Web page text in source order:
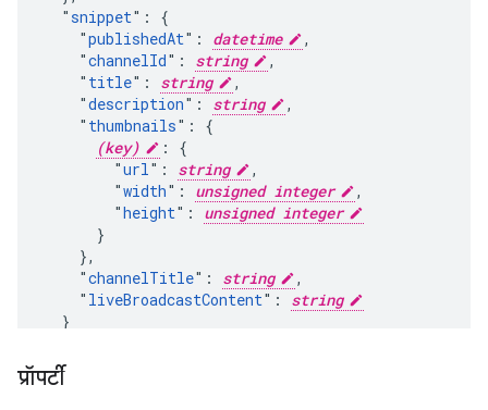
  "
snippet": {
    "
publishedAt": datetime
,
    "
channelId": string
,
    "
title": string
,
    "
description": string
,
    "
thumbnails": {
(key)
: {
        "
url": string
,
        "
width": unsigned integer
,
        "
height": unsigned integer
      }
    },
    "
channelTitle": string
,
    "
liveBroadcastContent": string
  }
प्रॉपर्टी